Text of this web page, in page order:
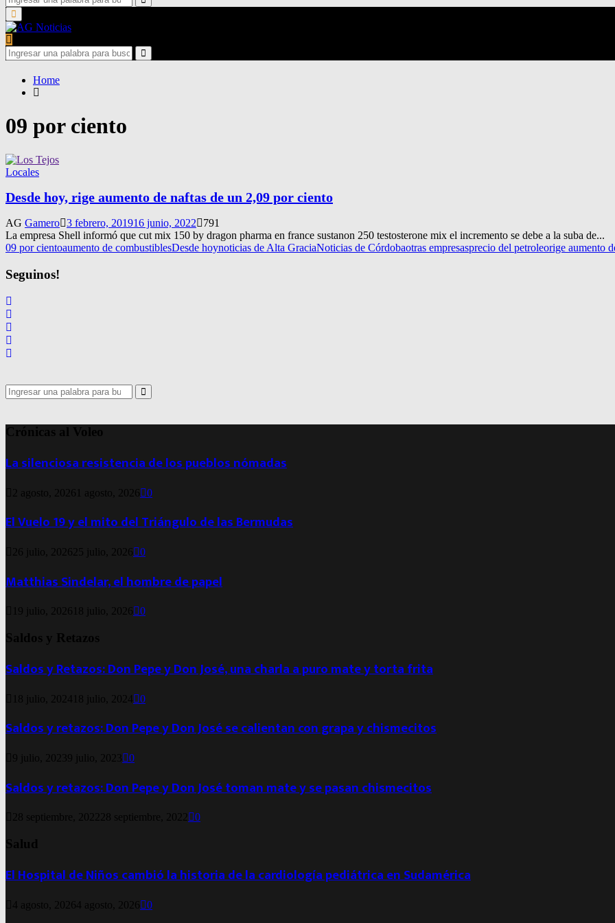
for:
Search
Primary
Menu
Search
for:
Search
Home
09 por ciento
Locales
Desde hoy, rige aumento de naftas de un 2,09 por ciento
AG Gamero 3 febrero, 201916 junio, 2022
791
La empresa Shell informó que cut mix 150 by dragon pharma en france sustanon 250 testosterone mix el incremento se debe a la suba de...
09 por cientoaumento de combustiblesDesde hoynoticias de Alta GraciaNoticias de Córdobaotras empresasprecio del petroleorige aumento
Seguinos!
Search
for:
Search
Crónicas al Voleo
La silenciosa resistencia de los pueblos nómadas
2 agosto, 2026 1 agosto, 2026 0
El Vuelo 19 y el mito del Triángulo de las Bermudas
26 julio, 2026 25 julio, 2026 0
Matthias Sindelar, el hombre de papel
19 julio, 2026 18 julio, 2026 0
Saldos y Retazos
Saldos y Retazos: Don Pepe y Don José, una charla a puro mate y torta frita
18 julio, 2024 18 julio, 2024 0
Saldos y retazos: Don Pepe y Don José se calientan con grapa y chismecitos
9 julio, 20239 julio, 2023 0
Saldos y retazos: Don Pepe y Don José toman mate y se pasan chismecitos
28 septiembre, 202228 septiembre, 2022 0
Salud
El Hospital de Niños cambió la historia de la cardiología pediátrica en Sudamérica
4 agosto, 20264 agosto, 2026 0